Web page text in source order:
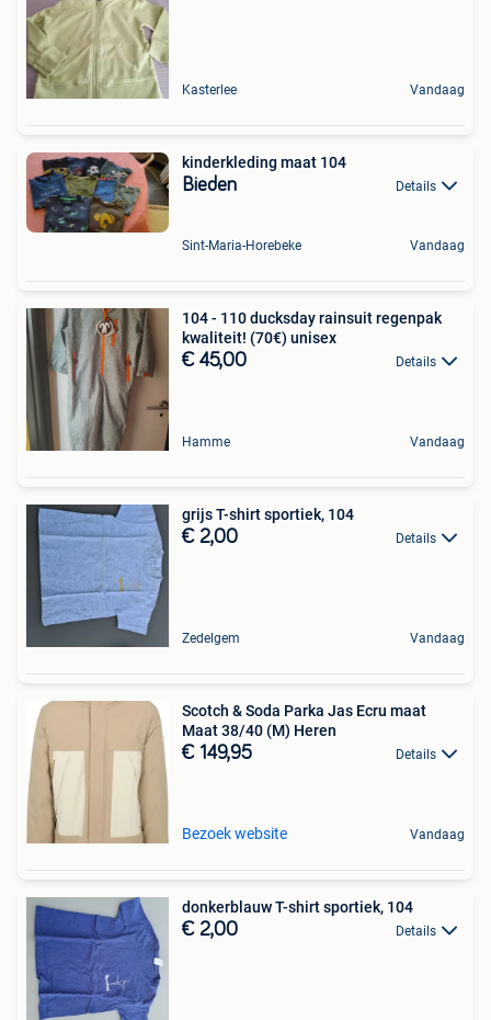
Kasterlee Vandaag
kinderkleding maat 104
Bieden Details
Sint-Maria-Horebeke Vandaag
104 - 110 ducksday rainsuit regenpak
kwaliteit! (70€) unisex
€ 45,00 Details
Hamme Vandaag
grijs T-shirt sportiek, 104
€ 2,00 Details
Zedelgem Vandaag
Scotch & Soda Parka Jas Ecru maat
Maat 38/40 (M) Heren
€ 149,95 Details
Bezoek website Vandaag
donkerblauw T-shirt sportiek, 104
€ 2,00 Details